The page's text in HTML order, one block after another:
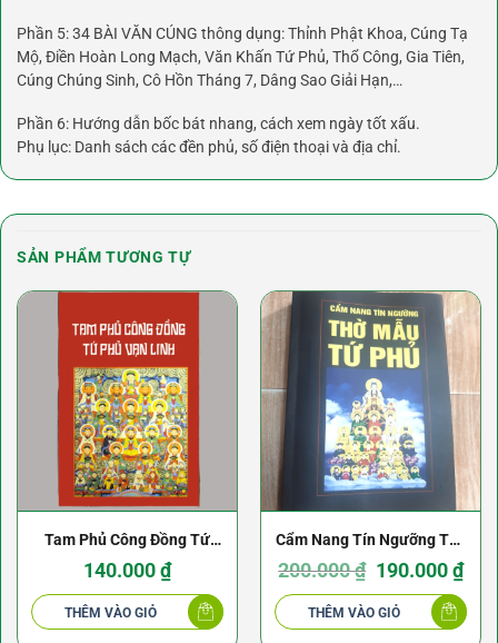
Phần 5: 34 BÀI VĂN CÚNG thông dụng: Thỉnh Phật Khoa, Cúng Tạ
Mộ, Điền Hoàn Long Mạch, Văn Khấn Tứ Phủ, Thổ Công, Gia Tiên,
Cúng Chúng Sinh, Cô Hồn Tháng 7, Dâng Sao Giải Hạn,…
Phần 6: Hướng dẫn bốc bát nhang, cách xem ngày tốt xấu.
Phụ lục: Danh sách các đền phủ, số điện thoại và địa chỉ.
SẢN PHẨM TƯƠNG TỰ
Tam Phủ Công Đồng Tứ
Phủ Vạn Linh
140.000₫
THÊM VÀO GIỎ
Cẩm Nang Tín Ngưỡng Thờ
Mẫu Tứ Phủ
200.000₫ Giá
gốc
200.000 ₫.
190.000₫Giá
hiện
là:
THÊM VÀO GIỎ